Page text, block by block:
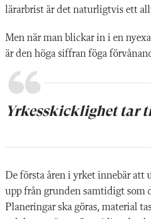
lärarbrist är det naturligtvis ett
Men när man blickar in i en
är den höga siffran föga
Yrkesskicklighet tar
De första åren i yrket innebär att
upp från grunden samtidigt som
Planeringar ska göras, material